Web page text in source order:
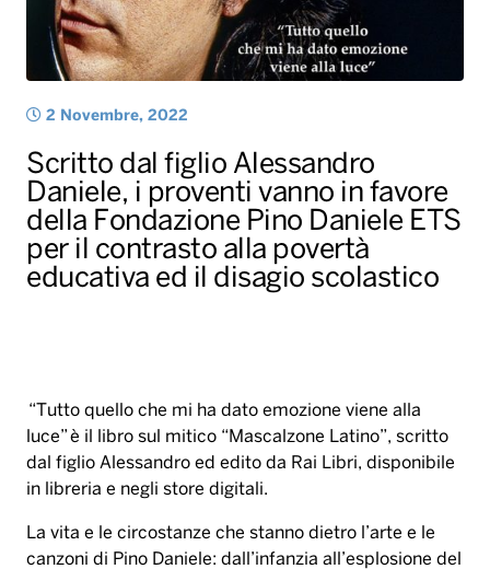
Daniele, i proventi vanno in favore
della Fondazione Pino Daniele ETS
per il contrasto alla povertà
educativa ed il disagio scolastico
“Tutto quello che mi ha dato emozione viene alla
luce” è il libro sul mitico “Mascalzone Latino”, scritto
dal figlio Alessandro ed edito da Rai Libri, disponibile
suo straordinario e incredibile talento creativo, dagli
anni della consacrazione musicale al successo
internazionale.
fioriscono tra gli accordi: dall’amore per la chitarra
scoperto da ragazzo tra le strade di un basso